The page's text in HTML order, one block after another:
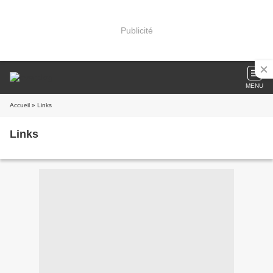
Publicité
MENU
Accueil » Links
Links